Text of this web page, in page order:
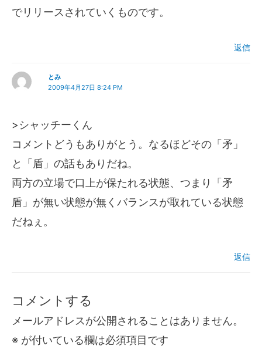
でリリースされていくものです。
返信
とみ
2009年4月27日 8:24 PM
>シャッチーくん
コメントどうもありがとう。なるほどその「矛」
と「盾」の話もありだね。
両方の立場で口上が保たれる状態、つまり「矛
盾」が無い状態が無くバランスが取れている状態
だねぇ。
返信
コメントする
メールアドレスが公開されることはありません。
※ が付いている欄は必須項目です